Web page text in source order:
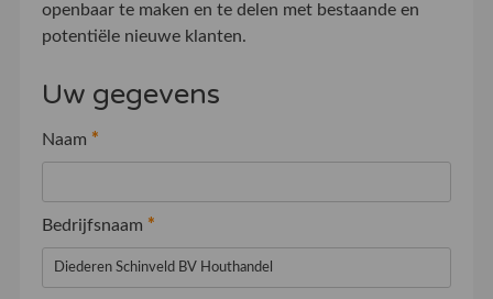
Bedrijf aanmelden
openbaar te maken en te delen met bestaande en
potentiële nieuwe klanten.
Uw gegevens
Naam *
Bedrijfsnaam *